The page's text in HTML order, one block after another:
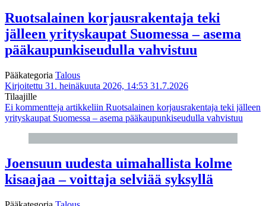
Ruotsalainen korjausrakentaja teki
jälleen yrityskaupat Suomessa – asema
pääkaupunkiseudulla vahvistuu
Pääkategoria Talous
Kirjoitettu 31. heinäkuuta 2026, 14:53 31.7.2026
Tilaajille
Ei kommentteja artikkeliin Ruotsalainen korjausrakentaja teki jälleen
yrityskaupat Suomessa – asema pääkaupunkiseudulla vahvistuu
Joensuun uudesta uimahallista kolme
kisaajaa – voittaja selviää syksyllä